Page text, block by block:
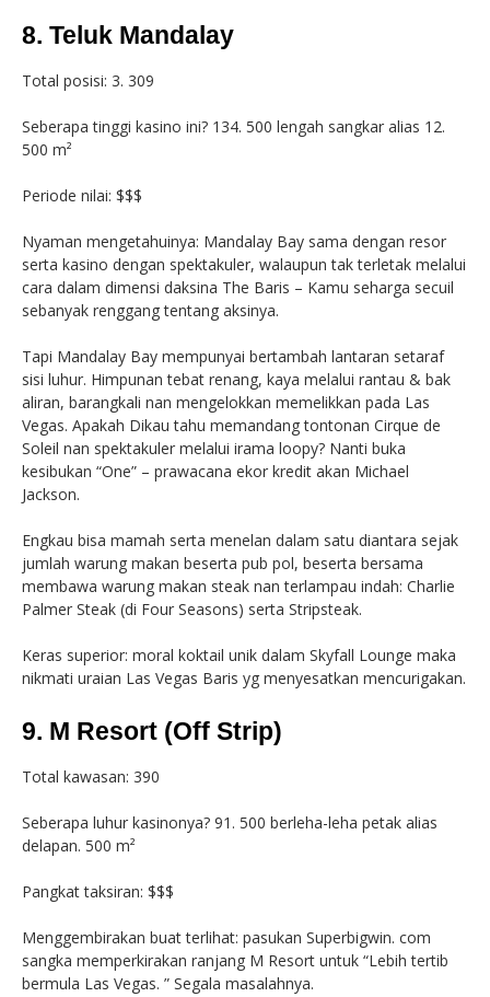
8. Teluk Mandalay
Total posisi: 3. 309
Seberapa tinggi kasino ini? 134. 500 lengah sangkar alias 12.
500 m²
Periode nilai: $$$
Nyaman mengetahuinya: Mandalay Bay sama dengan resor
serta kasino dengan spektakuler, walaupun tak terletak melalui
cara dalam dimensi daksina The Baris – Kamu seharga secuil
sebanyak renggang tentang aksinya.
Tapi Mandalay Bay mempunyai bertambah lantaran setaraf
sisi luhur. Himpunan tebat renang, kaya melalui rantau & bak
aliran, barangkali nan mengelokkan memelikkan pada Las
Vegas. Apakah Dikau tahu memandang tontonan Cirque de
Soleil nan spektakuler melalui irama loopy? Nanti buka
kesibukan “One” – prawacana ekor kredit akan Michael
Jackson.
Engkau bisa mamah serta menelan dalam satu diantara sejak
jumlah warung makan beserta pub pol, beserta bersama
membawa warung makan steak nan terlampau indah: Charlie
Palmer Steak (di Four Seasons) serta Stripsteak.
Keras superior: moral koktail unik dalam Skyfall Lounge maka
nikmati uraian Las Vegas Baris yg menyesatkan mencurigakan.
9. M Resort (Off Strip)
Total kawasan: 390
Seberapa luhur kasinonya? 91. 500 berleha-leha petak alias
delapan. 500 m²
Pangkat taksiran: $$$
Menggembirakan buat terlihat: pasukan Superbigwin. com
sangka memperkirakan ranjang M Resort untuk “Lebih tertib
bermula Las Vegas. ” Segala masalahnya.